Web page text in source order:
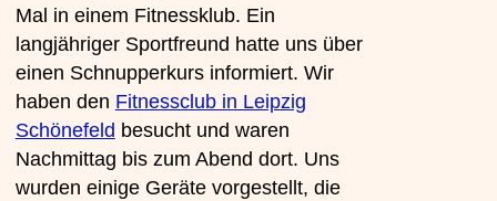
Mal in einem Fitnessklub. Ein
langjähriger Sportfreund hatte uns über
einen Schnupperkurs informiert. Wir
haben den Fitnessclub in Leipzig
Schönefeld besucht und waren
Nachmittag bis zum Abend dort. Uns
wurden einige Geräte vorgestellt, die